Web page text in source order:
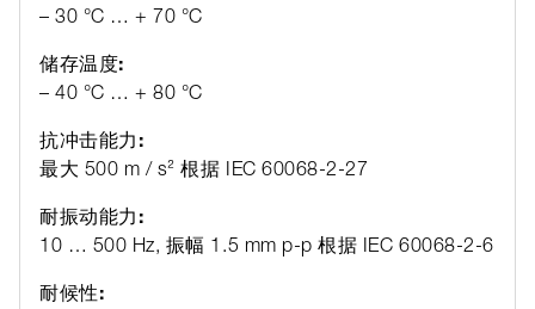
– 30 °C … + 70 °C
储存温度:
– 40 °C … + 80 °C
抗冲击能力:
最大 500 m / s² 根据 IEC 60068-2-27
耐振动能力:
10 … 500 Hz, 振幅 1.5 mm p-p 根据 IEC 60068-2-6
耐候性: